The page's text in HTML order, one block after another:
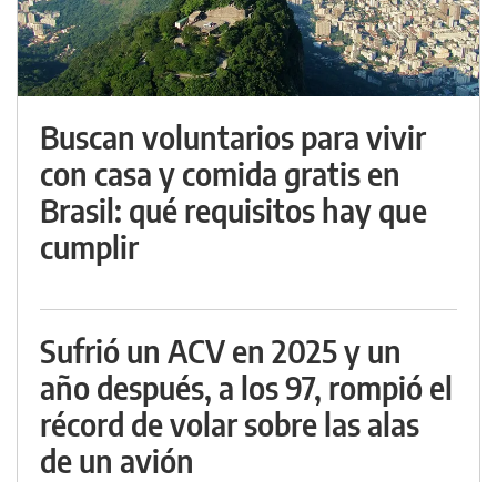
Buscan voluntarios para vivir
con casa y comida gratis en
Brasil: qué requisitos hay que
cumplir
Sufrió un ACV en 2025 y un
año después, a los 97, rompió el
récord de volar sobre las alas
de un avión